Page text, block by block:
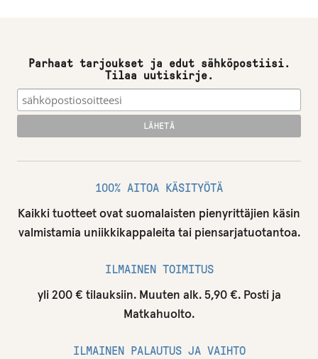
Parhaat tarjoukset ja edut sähköpostiisi.
Tilaa uutiskirje.
100% AITOA KÄSITYÖTÄ
Kaikki tuotteet ovat suomalaisten pienyrittäjien käsin
valmistamia uniikkikappaleita tai piensarjatuotantoa.
ILMAINEN TOIMITUS
yli 200 € tilauksiin. Muuten alk. 5,90 €. Posti ja
Matkahuolto.
ILMAINEN PALAUTUS JA VAIHTO